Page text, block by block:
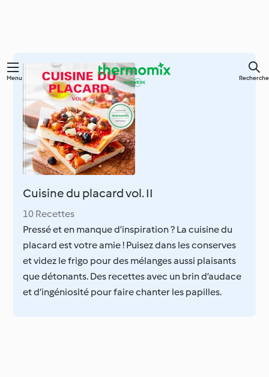
Skip
content
Menu Recherche
Cuisine du placard vol. II
10 Recettes
Pressé et en manque d’inspiration ? La cuisine du
placard est votre amie ! Puisez dans les conserves
et videz le frigo pour des mélanges aussi plaisants
que détonants. Des recettes avec un brin d’audace
et d’ingéniosité pour faire chanter les papilles.